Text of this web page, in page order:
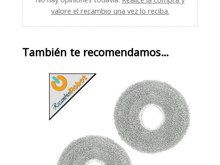
valore el recambio una vez lo reciba.
También te recomendamos…